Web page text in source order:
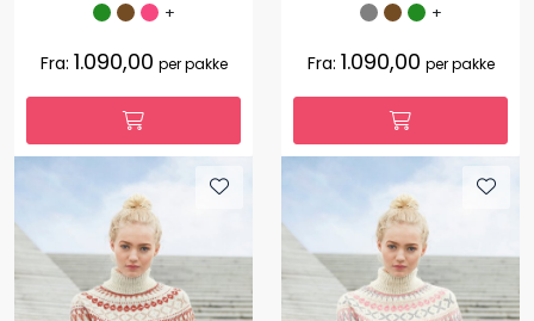
+
Fra: 1.090,00 per pakke
+
Fra: 1.090,00 per pakke